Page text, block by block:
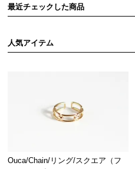
最近チェックした商品
人気アイテム
Ouca/Chain/リング/スクエア（フ